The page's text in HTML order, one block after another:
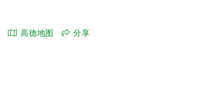
高德地图 分享